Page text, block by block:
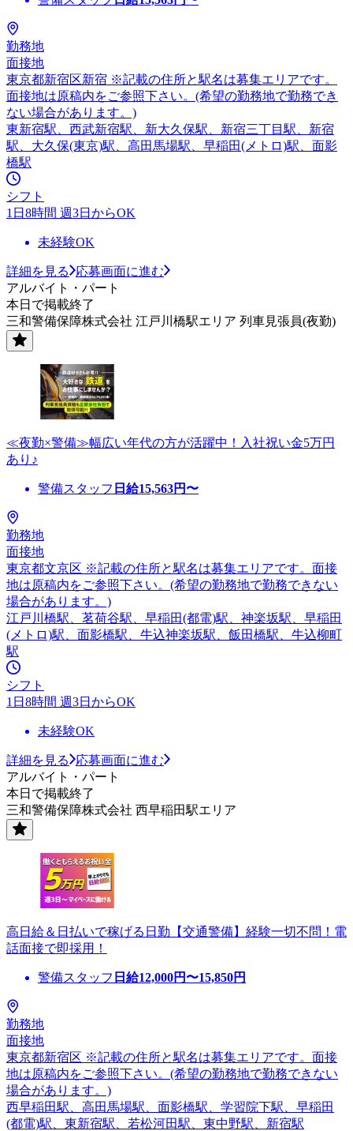
勤務地
面接地
東京都新宿区新宿 ※記載の住所と駅名は募集エリアです。
面接地は原稿内をご参照下さい。(希望の勤務地で勤務でき
ない場合があります。)
東新宿駅、西武新宿駅、新大久保駅、新宿三丁目駅、新宿
駅、大久保(東京)駅、高田馬場駅、早稲田(メトロ)駅、面影
橋駅
シフト
1日8時間 週3日からOK
未経験OK
詳細を見る
応募画面に進む
アルバイト・パート
本日で掲載終了
三和警備保障株式会社 江戸川橋駅エリア 列車見張員(夜勤)
≪夜勤×警備≫幅広い年代の方が活躍中！入社祝い金5万円
あり♪
警備スタッフ 日給15,563円〜
勤務地
面接地
東京都文京区 ※記載の住所と駅名は募集エリアです。面接
地は原稿内をご参照下さい。(希望の勤務地で勤務できない
場合があります。)
江戸川橋駅、茗荷谷駅、早稲田(都電)駅、神楽坂駅、早稲田
(メトロ)駅、面影橋駅、牛込神楽坂駅、飯田橋駅、牛込柳町
駅
シフト
1日8時間 週3日からOK
未経験OK
詳細を見る
応募画面に進む
アルバイト・パート
本日で掲載終了
三和警備保障株式会社 西早稲田駅エリア
高日給＆日払いで稼げる日勤【交通警備】経験一切不問！電
話面接で即採用！
警備スタッフ 日給12,000円〜15,850円
勤務地
面接地
東京都新宿区 ※記載の住所と駅名は募集エリアです。面接
地は原稿内をご参照下さい。(希望の勤務地で勤務できない
場合があります。)
西早稲田駅、高田馬場駅、面影橋駅、学習院下駅、早稲田
(都電)駅、東新宿駅、若松河田駅、東中野駅、新宿駅